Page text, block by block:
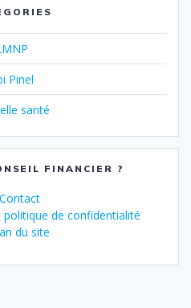
Pinel
santé
FINANCIER ?
Contact
de confidentialité
du site